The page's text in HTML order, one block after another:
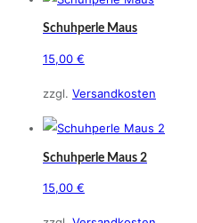
Schuhperle Maus
15,00 €
zzgl. Versandkosten
Schuhperle Maus 2
15,00 €